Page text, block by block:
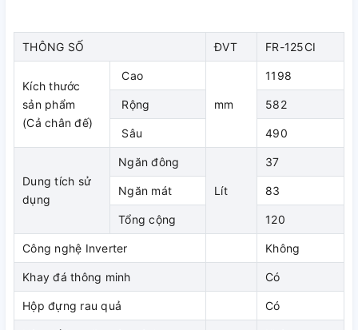
thiết yếu cho 2-3 thành viên trong gia đình sử dụng.
Tủ Lạnh Funiki 120 Lít FR-125CI mang phong cách thiết kế
hiện đại, nhỏ gọn
Ngăn rau quả rộng rãi, cân bằng độ
THÔNG SỐ ĐVT FR-125CI
Kích thước
sản phẩm
(Cả chân đế)
Cao
mm
1198
Rộng 582
Sâu 490
Dung tích sử
dụng
Ngăn đông
Lít
37
Ngăn mát 83
Tổng cộng 120
Công nghệ Inverter Không
Khay đá thông minh Có
Hộp đựng rau quả Có